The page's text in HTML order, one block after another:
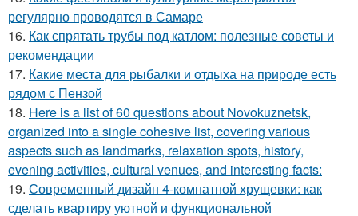
регулярно проводятся в Самаре
16. Как спрятать трубы под катлом: полезные советы и
рекомендации
17. Какие места для рыбалки и отдыха на природе есть
рядом с Пензой
18. Here is a list of 60 questions about Novokuznetsk,
organized into a single cohesive list, covering various
aspects such as landmarks, relaxation spots, history,
evening activities, cultural venues, and interesting facts:
19. Современный дизайн 4-комнатной хрущевки: как
сделать квартиру уютной и функциональной